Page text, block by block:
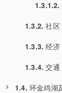
1.3.1.2.
1.3.2. 社区
1.3.3. 经济
1.3.4. 交通
1.4. 环金鸡湖